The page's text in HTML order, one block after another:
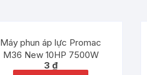
Máy phun áp lực Promac
M36 New 10HP 7500W
3 ₫